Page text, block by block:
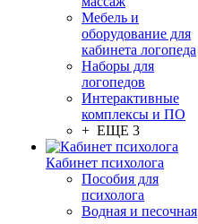
Мебель и
оборудование для
кабинета логопеда
Наборы для
логопедов
Интерактивные
комплексы и ПО
+ ЕЩЕ 3
Кабинет психолога
Пособия для
психолога
Водная и песочная